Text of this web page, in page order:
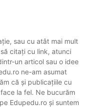
sau cu atât mai mult
citați cu link, atunci
un articol sau o idee
ne-am asumat
că și publicațiile cu
la fel. Ne bucurăm
Edupedu.ro și suntem